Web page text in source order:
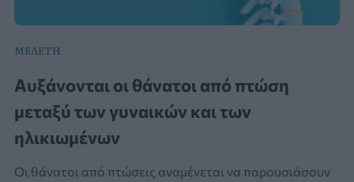
ΜΕΛΕΤΗ
Αυξάνονται οι θάνατοι από πτώση
μεταξύ των γυναικών και των
ηλικιωμένων
Οι θάνατοι από πτώσεις αναμένεται να παρουσιάσουν